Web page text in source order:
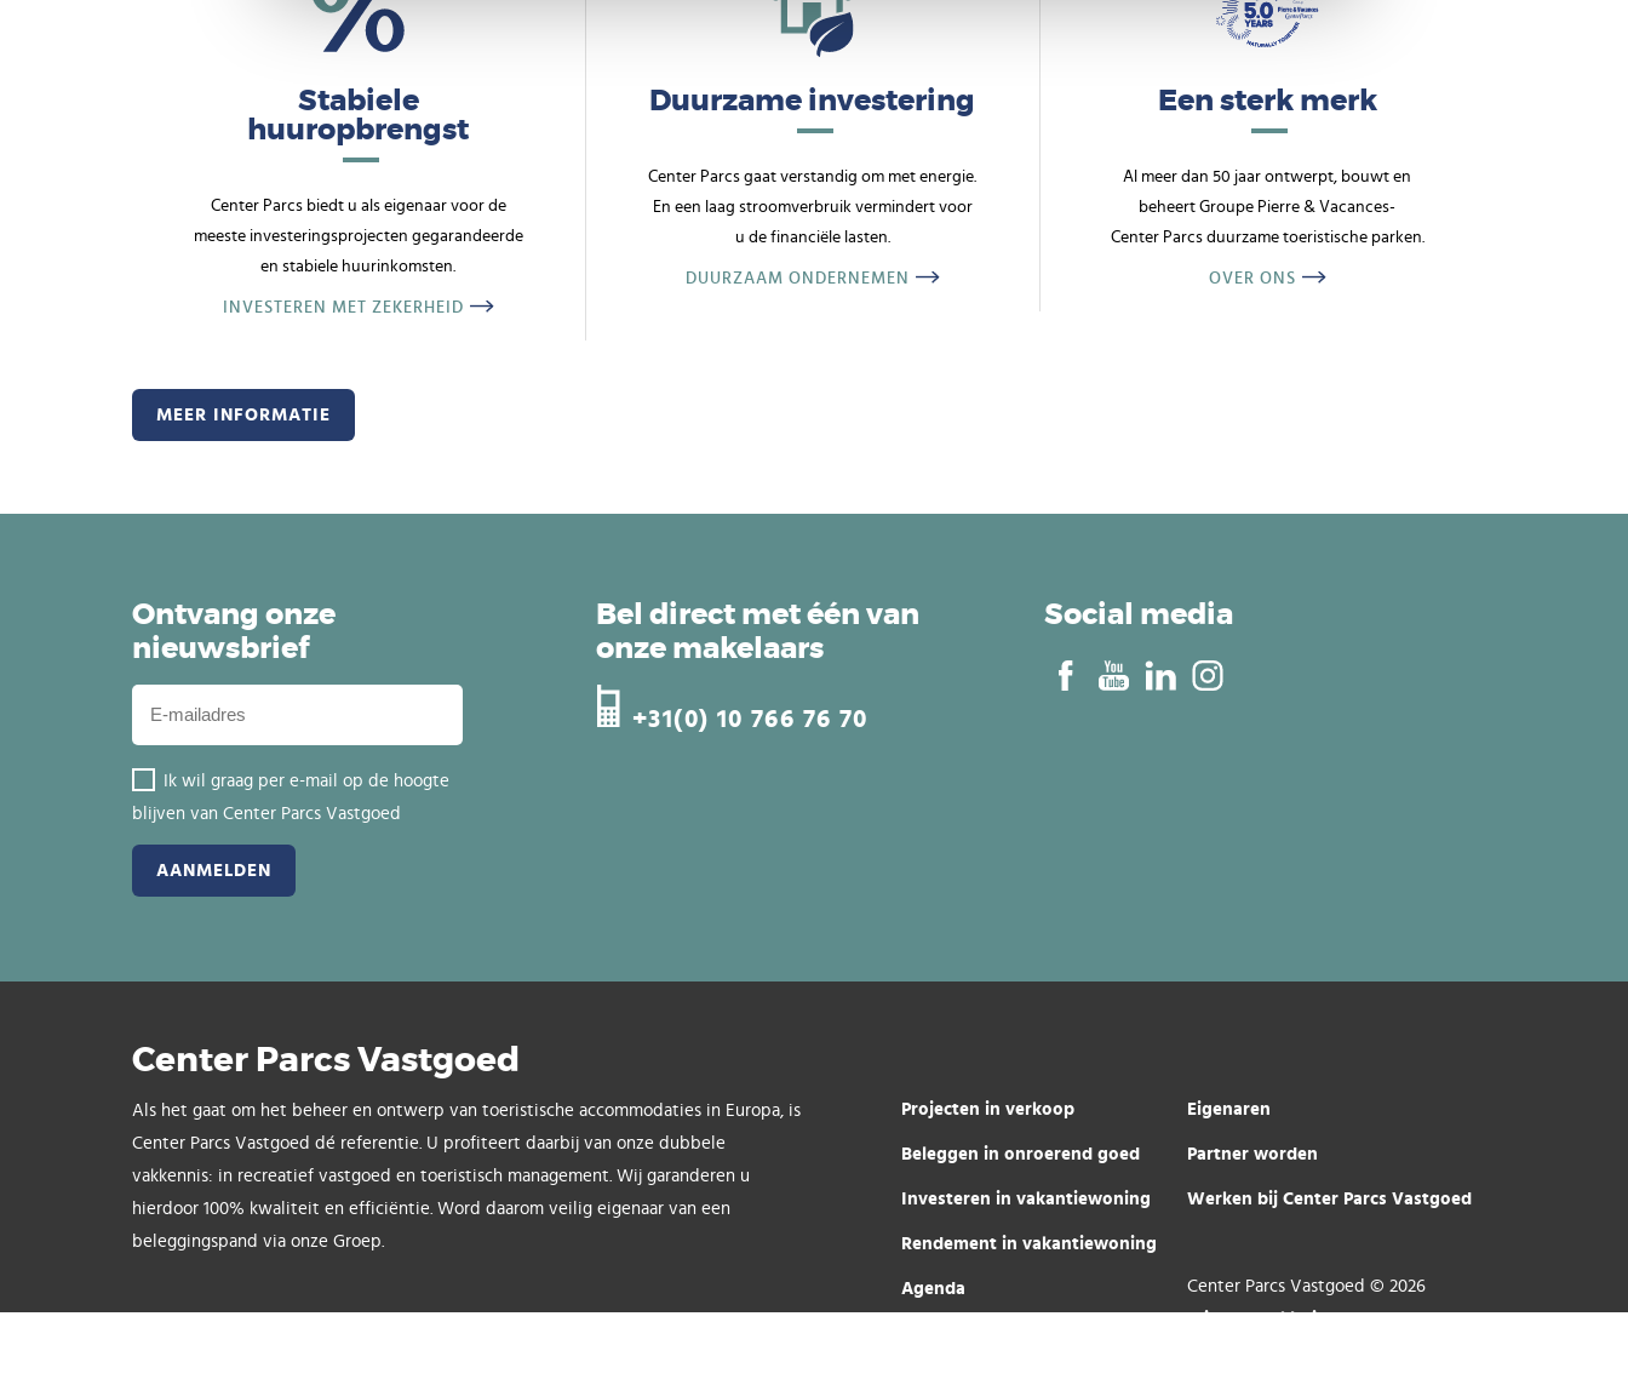
Stabiele
huuropbrengst
Center Parcs biedt u als eigenaar voor de
meeste investeringsprojecten gegarandeerde
en stabiele huurinkomsten.
INVESTEREN MET ZEKERHEID
Duurzame investering
Center Parcs gaat verstandig om met energie.
En een laag stroomverbruik vermindert voor
u de financiële lasten.
DUURZAAM ONDERNEMEN
Een sterk merk
Al meer dan 50 jaar ontwerpt, bouwt en
beheert Groupe Pierre & Vacances-
Center Parcs duurzame toeristische parken.
OVER ONS
MEER INFORMATIE
Ontvang onze
nieuwsbrief
Ik wil graag per e-mail op de hoogte
blijven van Center Parcs Vastgoed
Bel direct met één van
onze makelaars
+31(0) 10 766 76 70
Social media
Center Parcs Vastgoed
Als het gaat om het beheer en ontwerp van toeristische accommodaties in Europa, is
Center Parcs Vastgoed dé referentie. U profiteert daarbij van onze dubbele
vakkennis: in recreatief vastgoed en toeristisch management. Wij garanderen u
hierdoor 100% kwaliteit en efficiëntie. Word daarom veilig eigenaar van een
beleggingspand via onze Groep.
Projecten in verkoop
Beleggen in onroerend goed
Investeren in vakantiewoning
Rendement in vakantiewoning
Agenda
Eigenaren
Partner worden
Werken bij Center Parcs Vastgoed
Center Parcs Vastgoed © 2026